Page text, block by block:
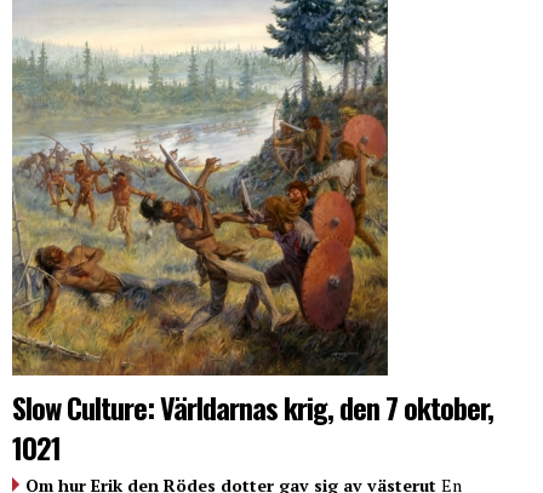
Slow Culture: Världarnas krig, den 7 oktober,
1021
Om hur Erik den Rödes dotter gav sig av västerut En